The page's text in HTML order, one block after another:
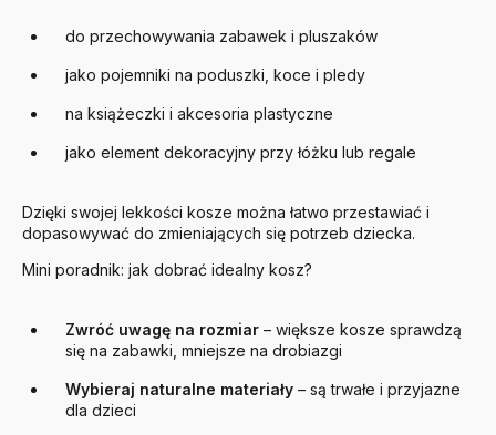
do przechowywania zabawek i pluszaków
jako pojemniki na poduszki, koce i pledy
na książeczki i akcesoria plastyczne
jako element dekoracyjny przy łóżku lub regale
Dzięki swojej lekkości kosze można łatwo przestawiać i
dopasowywać do zmieniających się potrzeb dziecka.
Mini poradnik: jak dobrać idealny kosz?
Zwróć uwagę na rozmiar – większe kosze sprawdzą
się na zabawki, mniejsze na drobiazgi
Wybieraj naturalne materiały – są trwałe i przyjazne
dla dzieci